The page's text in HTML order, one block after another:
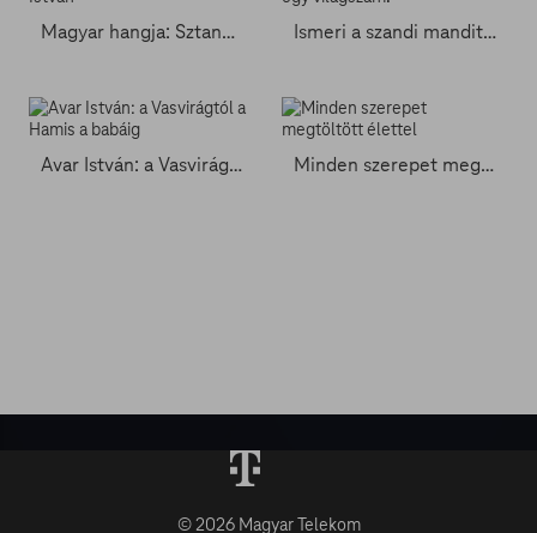
Magyar hangja: Sztankay István Ismeri a szandi mandit? Az egy világszám!
Avar István: a Vasvirágtól a Hamis a babáig Minden szerepet megtöltött élettel
© 2026 Magyar Telekom